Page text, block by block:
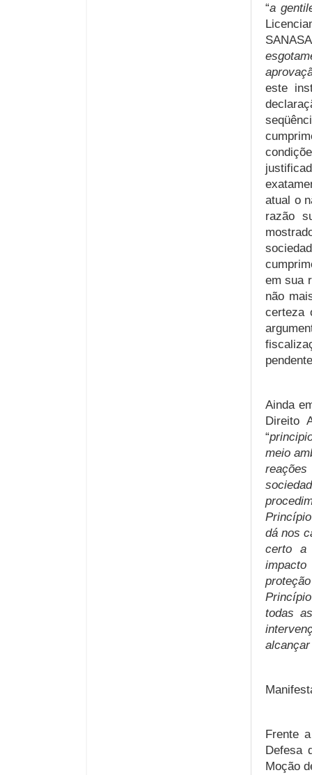
“a
este
atual o
razão
em sua
não
certeza
Ainda
Direito
“
meio
dá nos
certo a
todas
Frente
Defesa
Moção